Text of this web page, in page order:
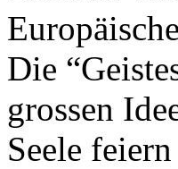
Die
grossen
Seele